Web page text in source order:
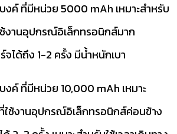
งค์ ที่มีหน่วย 5000 mAh เหมาะสำหรับ
ช้งานอุปกรณ์อิเล็กทรอนิกส์มาก
จได้ถึง 1-2 ครั้ง มีน้ำหนักเบา
งค์ ที่มีหน่วย 10,000 mAh เหมาะ
ใช้งานอุปกรณ์อิเล็กทรอนิกส์ค่อนข้าง